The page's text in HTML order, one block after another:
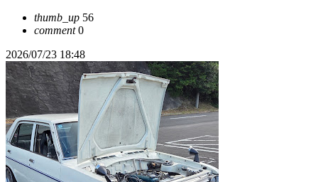
thumb_up 56
comment0
2026/07/23 18:48